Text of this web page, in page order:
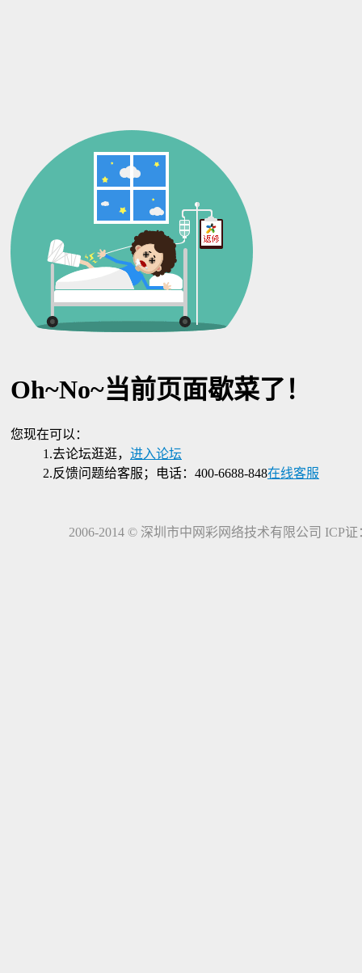
Oh~No~当前页面歇菜了！
您现在可以：
1.去论坛逛逛， 进入论坛
2.反馈问题给客服；电话：400-6688-848在线客服
2006-2014 © 深圳市中网彩网络技术有限公司 ICP证